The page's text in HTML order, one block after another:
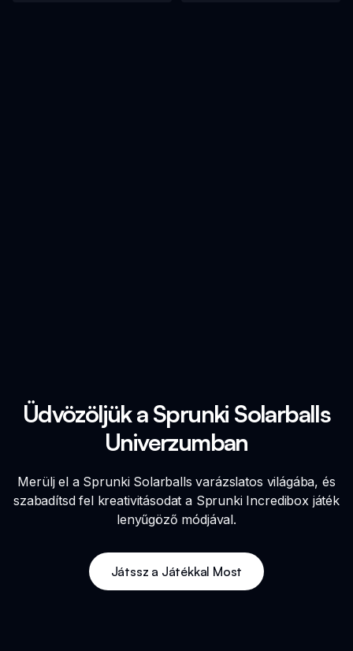
Üdvözöljük a Sprunki Solarballs
Univerzumban
Merülj el a Sprunki Solarballs varázslatos világába, és
szabadítsd fel kreativitásodat a Sprunki Incredibox játék
lenyűgöző módjával.
Játssz a Játékkal Most